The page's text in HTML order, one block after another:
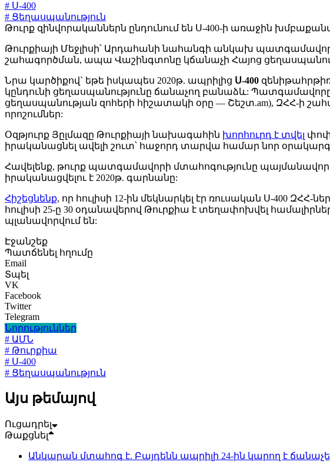
# Ս-400
# Ցեղասպանություն
Թուրք զինվորականներն ընդունում են Ս-400-ի առաջին
Թուրքիայի Մեջլիսի՝ Արդահանի նահանգի անկախ պատգամավոր
շահագործման, ապա Վաշինգտոնը կճանաչի Հայոց
Նրա կարծիքով` եթե իսկապես 2020թ. ապրիլից Ս-400
կընդունի ցեղասպանությունը ճանաչող բանաձև:
ցեղասպանության զոհերի հիշատակի օրը — Շեշտ.am), ԶՀՀ-ի
որոշումներ:
Օզթյուրք Յըլմազը Թուրքիայի նախագահին խորհուրդ է տվել
իրականացնել ավելի շուտ՝ հաջորդ տարվա համար նոր
Հավելենք, թուրք պատգամավորի մտահոգությունը
իրականացվելու է 2020թ. գարնանը:
Հիշեցնենք, որ հուլիսի 12-ին մեկնարկել էր ռուսական Ս-400
հուլիսի 25-ը 30 օդանավերով Թուրքիա է տեղափոխվել
պլանավորվում են:
Էջանշեք
Պատճենել հղումը
Email
Տպել
VK
Facebook
Twitter
Telegram
Նորություններ
# ԱՄՆ
# Թուրքիա
# Ս-400
# Ցեղասպանություն
Այս թեմայով
Ուցադրել
Թաքցնել
Անկարան մտահոգ է. Բայդենն ապրիլի 24-ին կարող է